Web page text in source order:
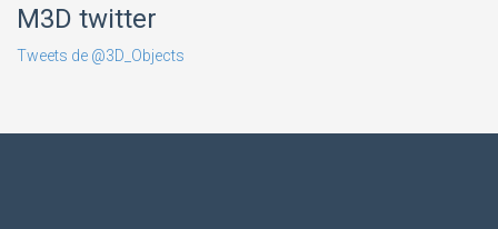
M3D twitter
Tweets de @3D_Objects